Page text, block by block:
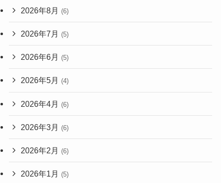
2026年8月 (6)
2026年7月 (5)
2026年6月 (5)
2026年5月 (4)
2026年4月 (6)
2026年3月 (6)
2026年2月 (6)
2026年1月 (5)